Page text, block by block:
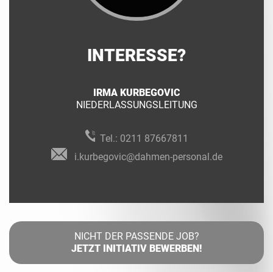
INTERESSE?
IRMA KURBEGOVIC
NIEDERLASSUNGSLEITUNG
Tel.: 0211 87667811
i.kurbegovic@dahmen-personal.de
NICHT DER PASSENDE JOB?
JETZT INITIATIV BEWERBEN!